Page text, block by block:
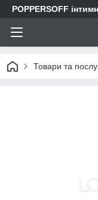
POPPERSOFF
Товари та